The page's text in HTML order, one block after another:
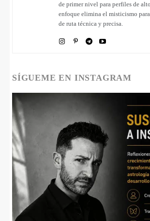
de primer nivel para perfiles de
enfoque elimina el misticismo
de ruta técnica y precisa.
SÍGUEME EN INSTAGRAM